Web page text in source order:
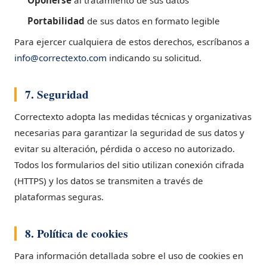
Portabilidad de sus datos en formato legible
Para ejercer cualquiera de estos derechos, escríbanos a
info@correctexto.com indicando su solicitud.
7. Seguridad
Correctexto adopta las medidas técnicas y organizativas
necesarias para garantizar la seguridad de sus datos y
evitar su alteración, pérdida o acceso no autorizado.
Todos los formularios del sitio utilizan conexión cifrada
(HTTPS) y los datos se transmiten a través de
plataformas seguras.
8. Política de cookies
Para información detallada sobre el uso de cookies en